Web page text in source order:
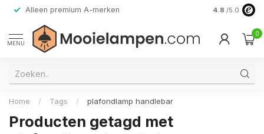
Alleen premium A-merken 4.8 /5.0
MENU
0
Home / Tags / plafondlamp handlebar
Producten getagd met